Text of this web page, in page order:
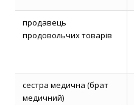
продавець
продовольчих товарів
сестра медична (брат
медичний)